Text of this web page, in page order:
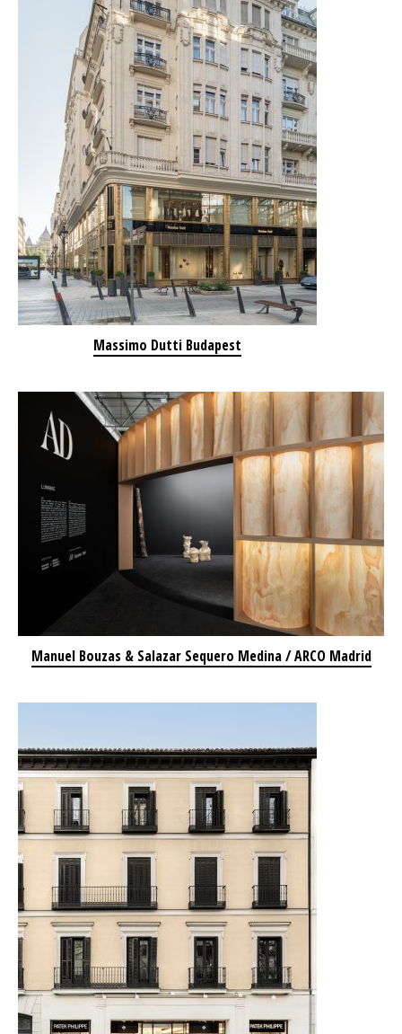
Massimo Dutti Budapest
Manuel Bouzas & Salazar Sequero Medina / ARCO Madrid